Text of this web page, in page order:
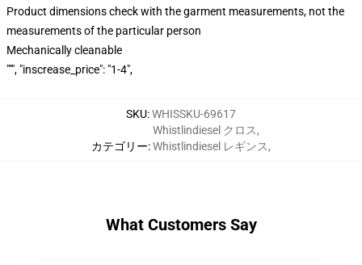
Product dimensions check with the garment measurements, not the
measurements of the particular person
Mechanically cleanable
""", "inscrease_price": "1-4",
SKU:WHISSKU-69617
カテゴリー:
Whistlindiesel クロス,
Whistlindiesel レギンス,
What Customers Say